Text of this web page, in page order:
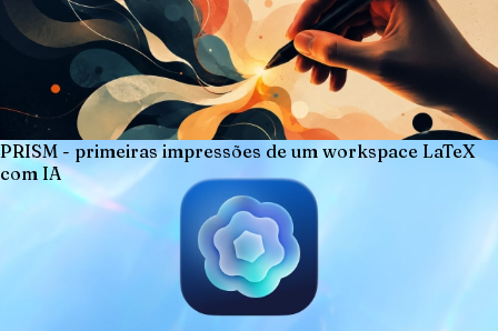
PRISM - primeiras impressões de um workspace LaTeX
com IA